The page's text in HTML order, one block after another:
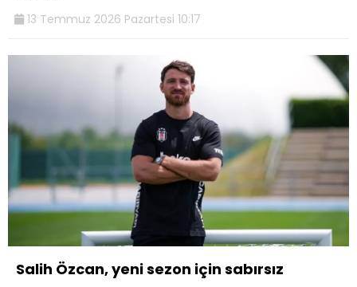
13 Temmuz 2026 Pazartesi 10:17
Salih Özcan, yeni sezon için sabırsız